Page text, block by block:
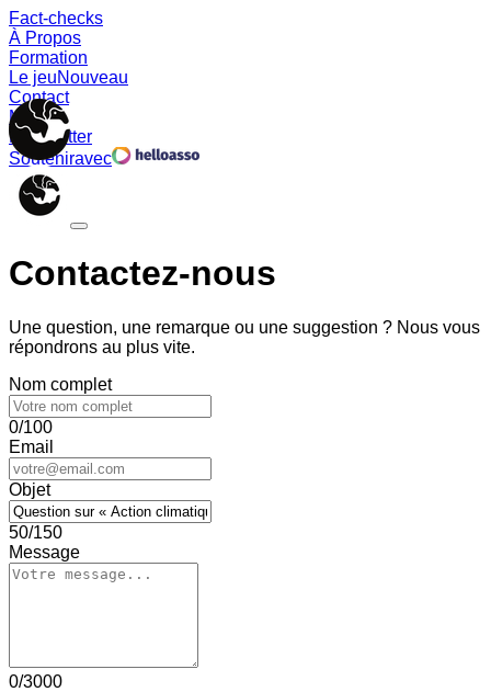
Fact-checks
À Propos
Formation
Le jeuNouveau
Contact
Memes
Newsletter
Souteniravec
Contactez-nous
Une question, une remarque ou une suggestion ? Nous vous
répondrons au plus vite.
Nom complet
0/100
Email
Objet
50/150
Message
0/3000